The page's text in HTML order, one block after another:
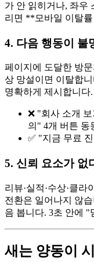
가 안 읽히거나, 좌우
리면 **모바일 이탈
4. 다음 행동이 불
페이지에 도달한 방
상 망설이면 이탈합
명확하게 제시합니다.
❌ "회사 소개
의" 4개 버튼 동
✅ "지금 무료
5. 신뢰 요소가 없
리뷰·실적·수상·클
전환은 일어나지 않
음 봅니다. 3초 안에
새는 양동이